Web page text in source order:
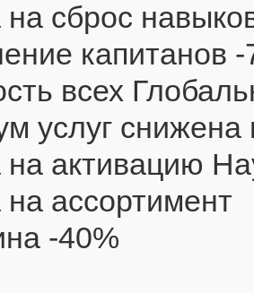
на сброс
капитанов -
всех
услуг снижена
на активацию
на ассортимент
-40%